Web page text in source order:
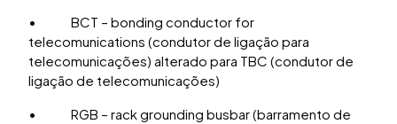
• BCT – bonding conductor for
telecomunications (condutor de ligação para
telecomunicações) alterado para TBC (condutor de
ligação de telecomunicações)
• RGB – rack grounding busbar (barramento de